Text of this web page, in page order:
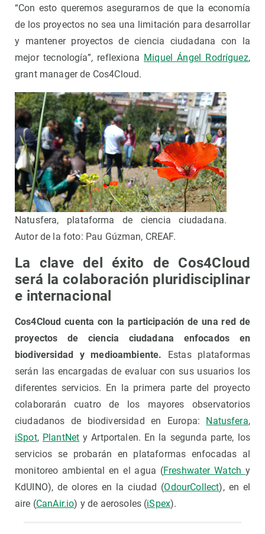
“Con esto queremos asegurarnos de que la economía
de los proyectos no sea una limitación para desarrollar
y mantener proyectos de ciencia ciudadana con la
mejor tecnología”, reflexiona Miquel Ángel Rodríguez,
grant manager de Cos4Cloud.
Natusfera, plataforma de ciencia ciudadana.
Autor de la foto: Pau Gúzman, CREAF.
La clave del éxito de Cos4Cloud
será la colaboración pluridisciplinar
e internacional
Cos4Cloud cuenta con la participación de una red de
proyectos de ciencia ciudadana enfocados en
biodiversidad y medioambiente. Estas plataformas
serán las encargadas de evaluar con sus usuarios los
diferentes servicios. En la primera parte del proyecto
colaborarán cuatro de los mayores observatorios
ciudadanos de biodiversidad en Europa: Natusfera,
iSpot, PlantNet y Artportalen. En la segunda parte, los
servicios se probarán en plataformas enfocadas al
monitoreo ambiental en el agua (Freshwater Watch y
KdUINO), de olores en la ciudad (OdourCollect), en el
aire (CanAir.io) y de aerosoles (iSpex).